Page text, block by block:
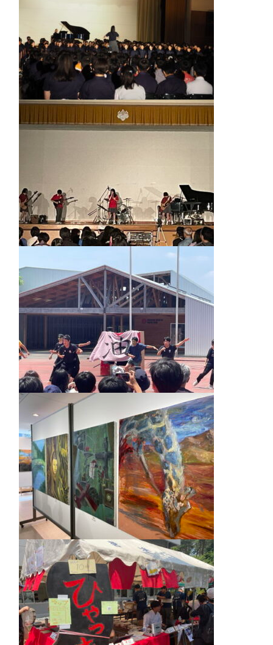
スーパーサイエンスハイスクール(SSH)
国内・海外研修旅行
キャンプ
クラブ活動
MEIKEI ART GALLERY
国際教育
留学制度